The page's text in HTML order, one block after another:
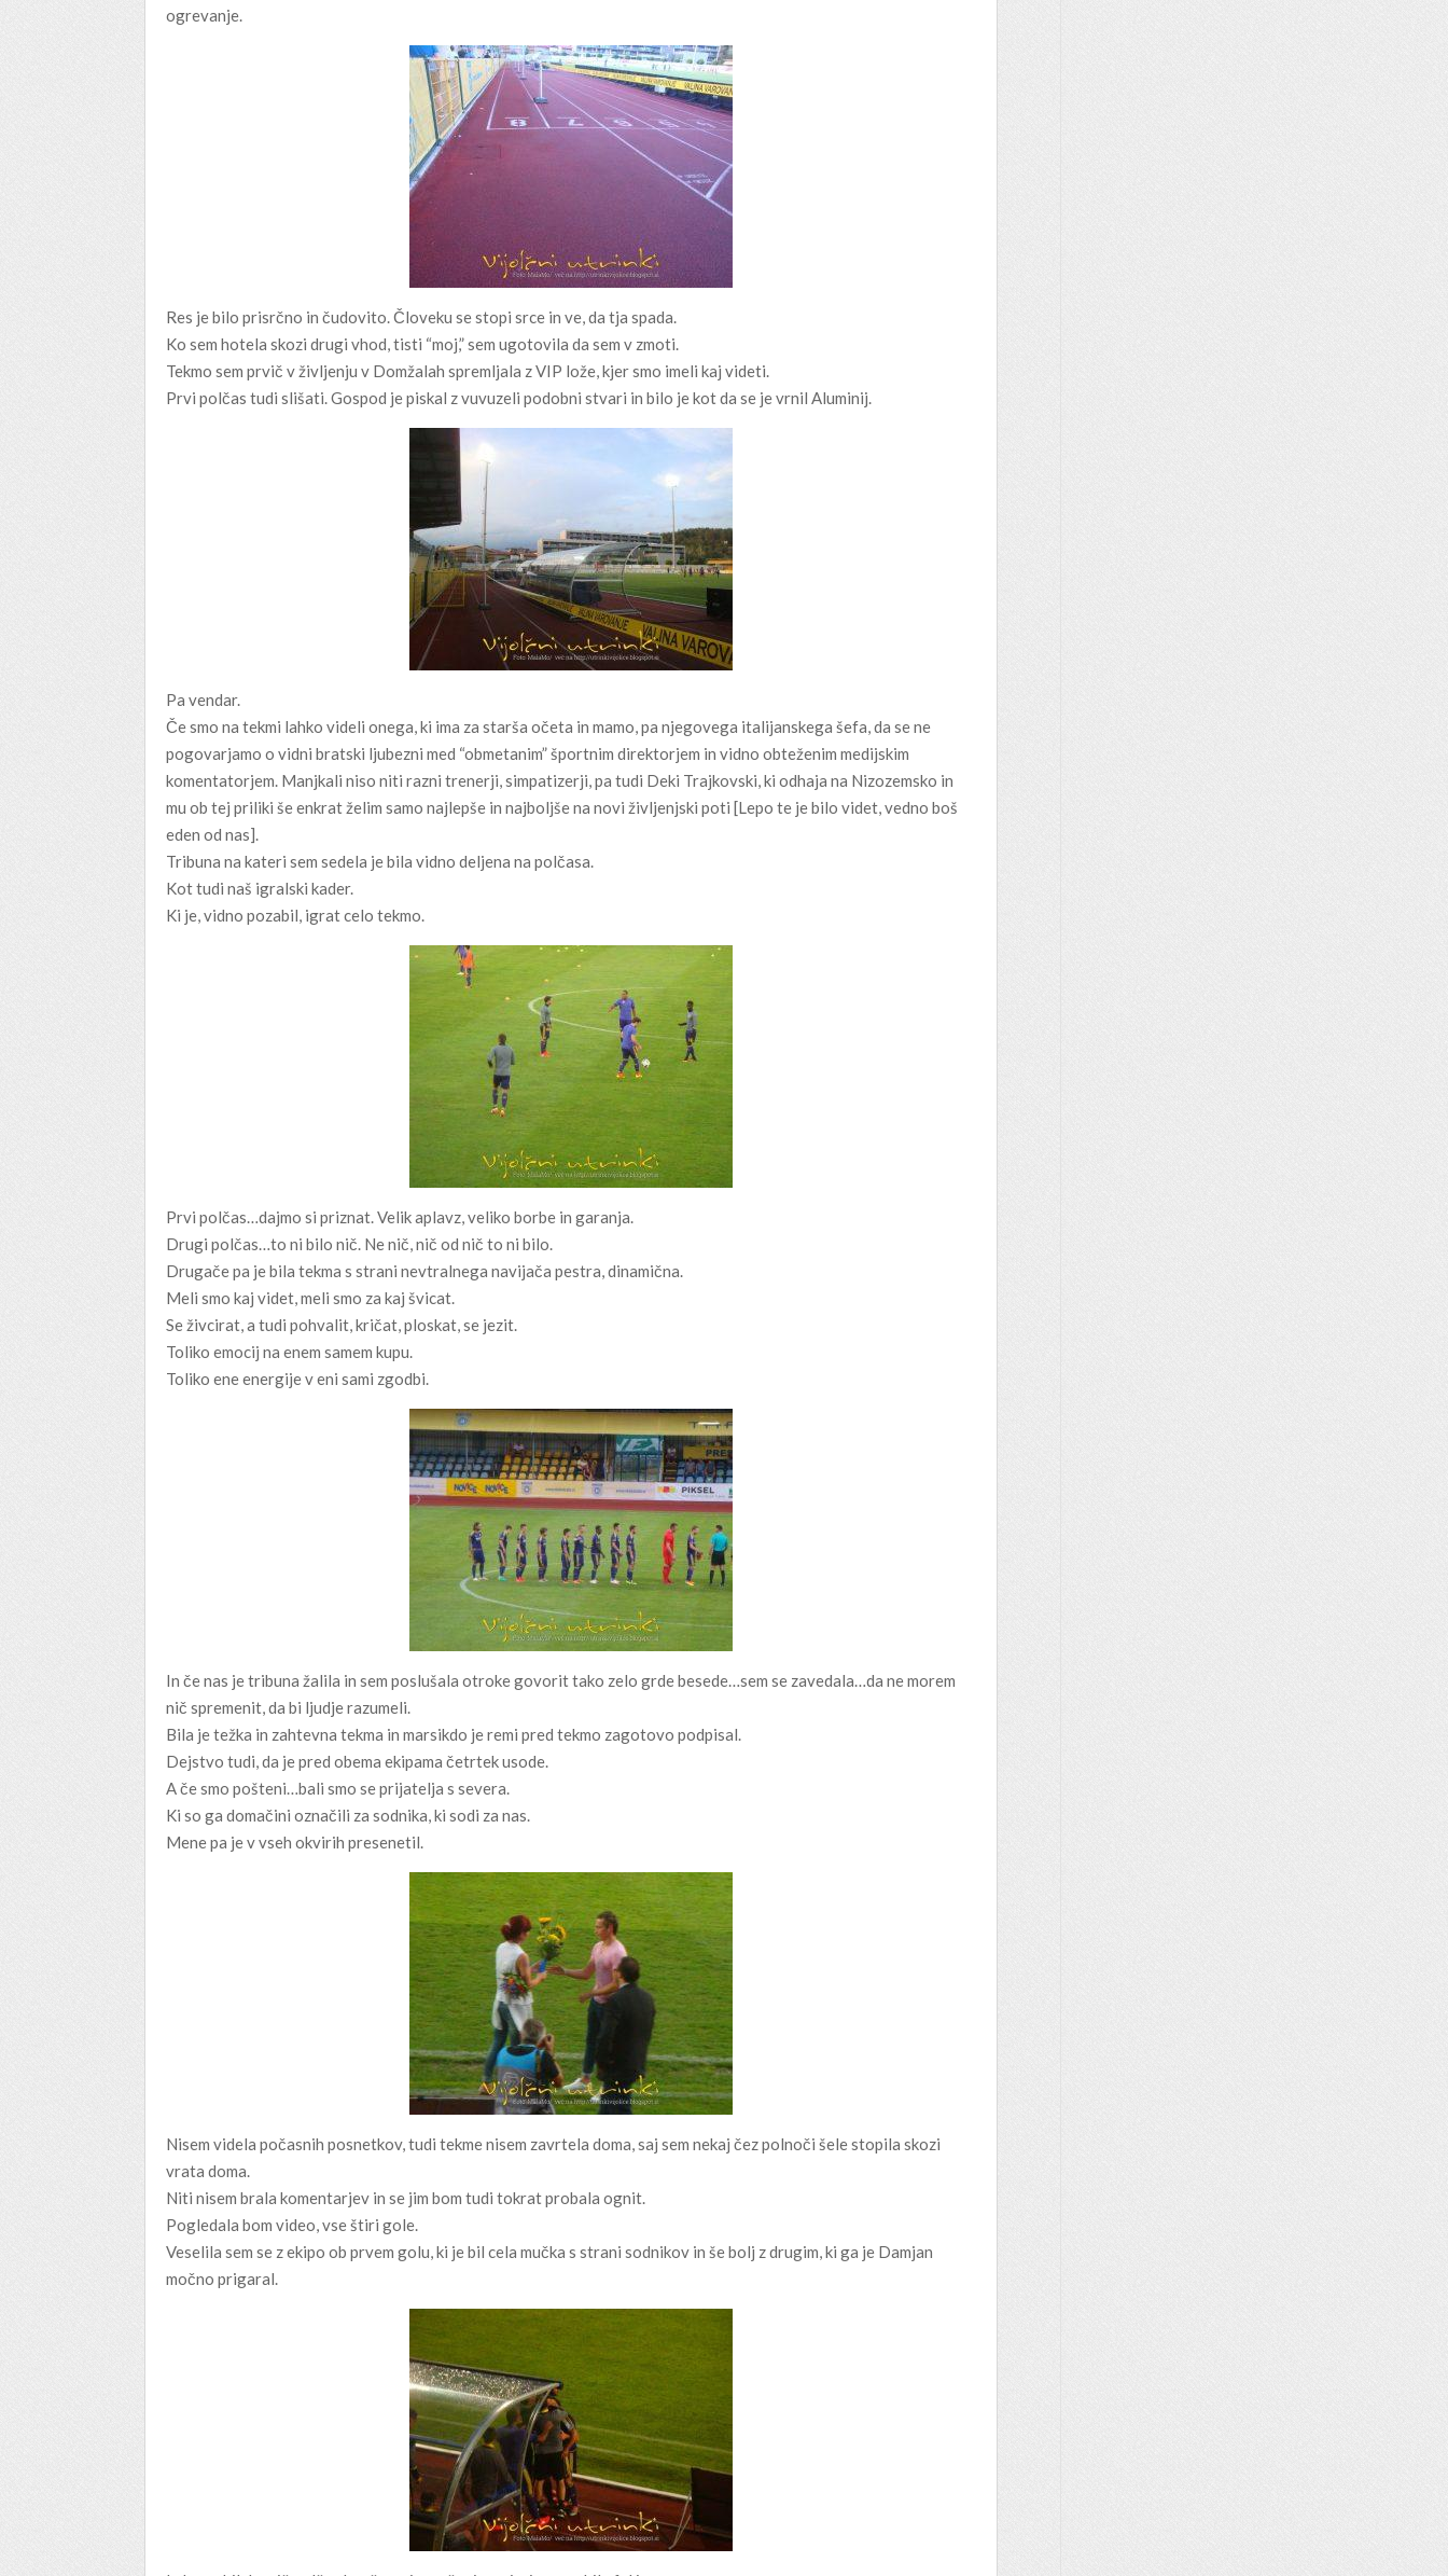
ogrevanje.
Res je bilo prisrčno in čudovito. Človeku se stopi srce in ve, da tja spada.
Ko sem hotela skozi drugi vhod, tisti “moj,” sem ugotovila da sem v zmoti.
Tekmo sem prvič v življenju v Domžalah spremljala z VIP lože, kjer smo imeli kaj videti.
Prvi polčas tudi slišati. Gospod je piskal z vuvuzeli podobni stvari in bilo je kot da se je vrnil Aluminij.
Pa vendar.
Če smo na tekmi lahko videli onega, ki ima za starša očeta in mamo, pa njegovega italijanskega šefa, da se ne
pogovarjamo o vidni bratski ljubezni med “obmetanim” športnim direktorjem in vidno obteženim medijskim
komentatorjem. Manjkali niso niti razni trenerji, simpatizerji, pa tudi Deki Trajkovski, ki odhaja na Nizozemsko in
mu ob tej priliki še enkrat želim samo najlepše in najboljše na novi življenjski poti [Lepo te je bilo videt, vedno boš
eden od nas].
Tribuna na kateri sem sedela je bila vidno deljena na polčasa.
Kot tudi naš igralski kader.
Ki je, vidno pozabil, igrat celo tekmo.
Prvi polčas…dajmo si priznat. Velik aplavz, veliko borbe in garanja.
Drugi polčas…to ni bilo nič. Ne nič, nič od nič to ni bilo.
Drugače pa je bila tekma s strani nevtralnega navijača pestra, dinamična.
Meli smo kaj videt, meli smo za kaj švicat.
Se živcirat, a tudi pohvalit, kričat, ploskat, se jezit.
Toliko emocij na enem samem kupu.
Toliko ene energije v eni sami zgodbi.
In če nas je tribuna žalila in sem poslušala otroke govorit tako zelo grde besede…sem se zavedala…da ne morem
nič spremenit, da bi ljudje razumeli.
Bila je težka in zahtevna tekma in marsikdo je remi pred tekmo zagotovo podpisal.
Dejstvo tudi, da je pred obema ekipama četrtek usode.
A če smo pošteni…bali smo se prijatelja s severa.
Ki so ga domačini označili za sodnika, ki sodi za nas.
Mene pa je v vseh okvirih presenetil.
Nisem videla počasnih posnetkov, tudi tekme nisem zavrtela doma, saj sem nekaj čez polnoči šele stopila skozi
vrata doma.
Niti nisem brala komentarjev in se jim bom tudi tokrat probala ognit.
Pogledala bom video, vse štiri gole.
Veselila sem se z ekipo ob prvem golu, ki je bil cela mučka s strani sodnikov in še bolj z drugim, ki ga je Damjan
močno prigaral.